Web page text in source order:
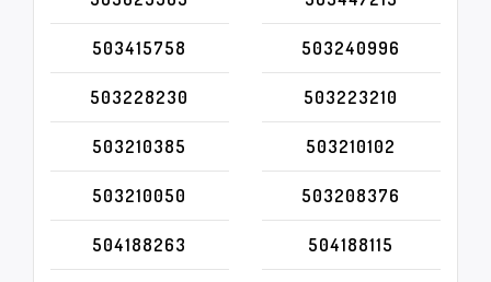
503415758 503240996
503228230 503223210
503210385 503210102
503210050 503208376
504188263 504188115